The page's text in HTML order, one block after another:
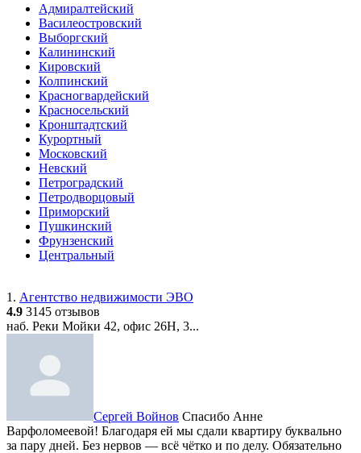
Адмиралтейский
Василеостровский
Выборгский
Калининский
Кировский
Колпинский
Красногвардейский
Красносельский
Кронштадтский
Курортный
Московский
Невский
Петроградский
Петродворцовый
Приморский
Пушкинский
Фрунзенский
Центральный
1. Агентство недвижимости ЭВО
4.9 3145 отзывов
наб. Реки Мойки 42, офис 26Н, 3...
Сергей Войнов Спасибо Анне
Варфоломеевой! Благодаря ей мы сдали квартиру буквально
за пару дней. Без нервов — всё чётко и по делу. Обязательно